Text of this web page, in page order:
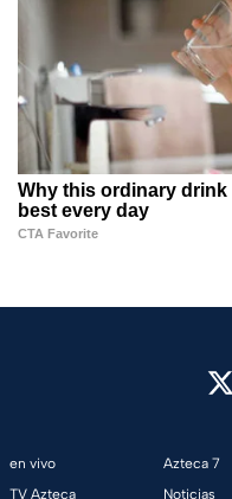
en vivo
TV Azteca
Azteca 7
Noticias